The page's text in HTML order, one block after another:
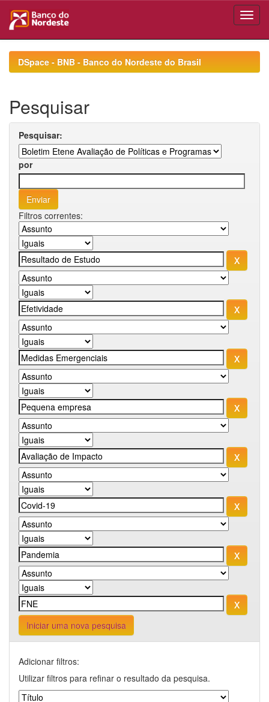
navigationDSpace - BNB - Banco do Nordeste do Brasil
Pesquisar
Pesquisar:
por
Filtros correntes:
Iniciar uma nova pesquisa
Adicionar filtros:
Utilizar filtros para refinar o resultado da pesquisa.